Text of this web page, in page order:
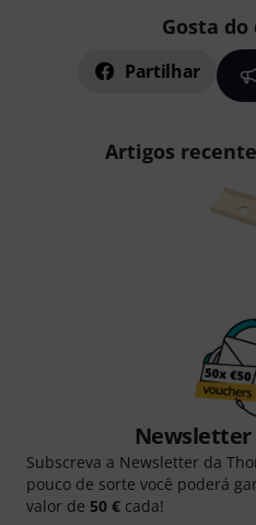
Gosta do
Partilhar
Artigos
Subscreva a Newsletter da
pouco de sorte você poderá
valor de 50 € cada!